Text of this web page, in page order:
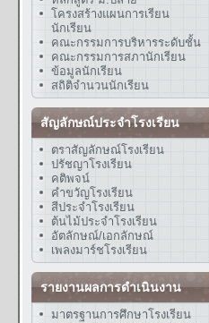
โครงสร้างแผนการเรียน
นักเรียน
คณะกรรมการบริหารระดับชั้น
คณะกรรมการสภานักเรียน
ข้อมูลนักเรียน
สถิติจำนวนนักเรียน
สัญลักษณ์ประจำโรงเรียน
ตราสัญลักษณ์โรงเรียน
ปรัชญาโรงเรียน
คติพจน์
คำขวัญโรงเรียน
สีประจำโรงเรียน
ต้นไม้ประจำโรงเรียน
อัตลักษณ์/เอกลักษณ์
เพลงมาร์ชโรงเรียน
รายงานผลการดำเนินงาน
มาตรฐานการศึกษาโรงเรียน